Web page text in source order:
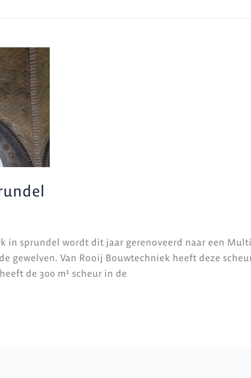
in sprundel wordt dit jaar gerenoveerd naar een
gewelven. Van Rooij Bouwtechniek heeft deze
de 300 m¹ scheur in de